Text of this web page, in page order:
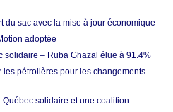
du sac avec la mise à jour économique
adoptée
solidaire – Ruba Ghazal élue à 91.4%
pétrolières pour les changements
solidaire et une coalition